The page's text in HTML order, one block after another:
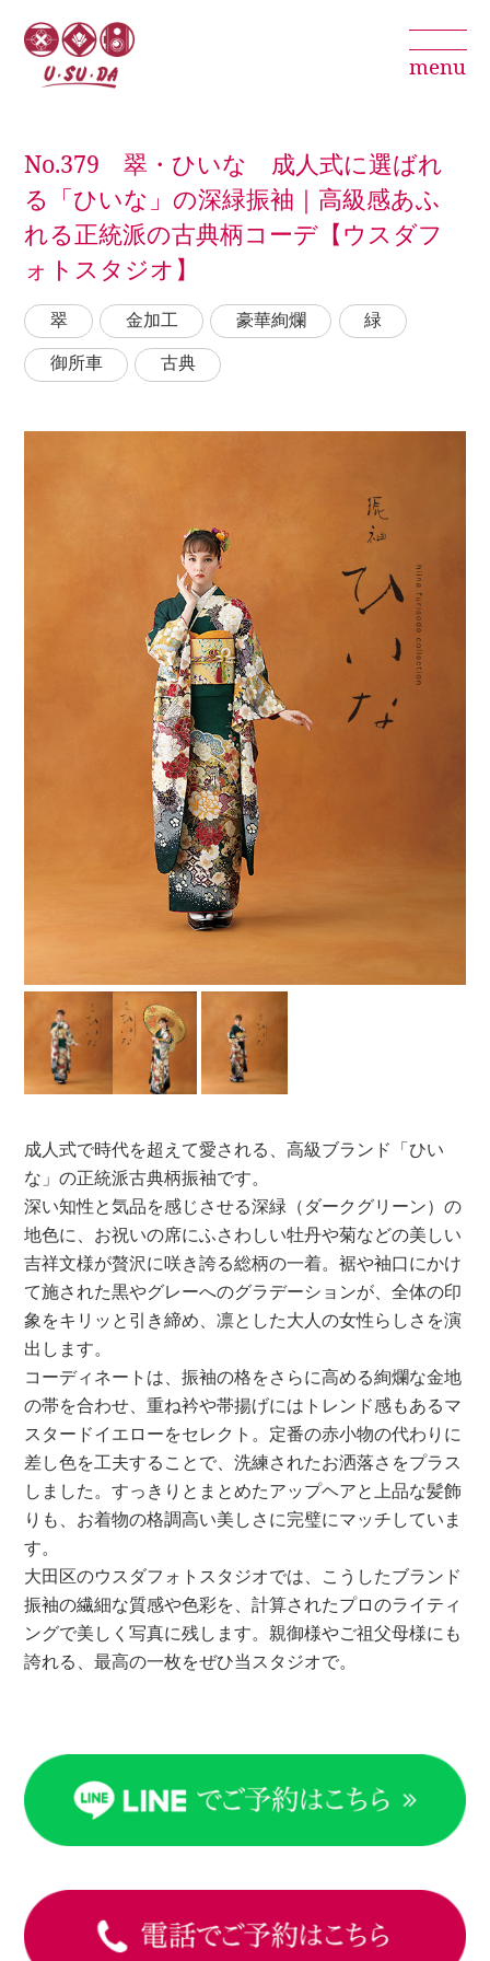
menu
No.379 翠・ひいな 成人式に選ばれ
る「ひいな」の深緑振袖｜高級感あふ
れる正統派の古典柄コーデ【ウスダフ
ォトスタジオ】
翠 金加工 豪華絢爛
緑
御所車
古典
成人式で時代を超えて愛される、高級ブランド「ひい
な」の正統派古典柄振袖です。
深い知性と気品を感じさせる深緑（ダークグリーン）の
地色に、お祝いの席にふさわしい牡丹や菊などの美しい
吉祥文様が贅沢に咲き誇る総柄の一着。裾や袖口にかけ
て施された黒やグレーへのグラデーションが、全体の印
象をキリッと引き締め、凛とした大人の女性らしさを演
出します。
コーディネートは、振袖の格をさらに高める絢爛な金地
の帯を合わせ、重ね衿や帯揚げにはトレンド感もあるマ
スタードイエローをセレクト。定番の赤小物の代わりに
差し色を工夫することで、洗練されたお洒落さをプラス
しました。すっきりとまとめたアップヘアと上品な髪飾
りも、お着物の格調高い美しさに完璧にマッチしていま
す。
大田区のウスダフォトスタジオでは、こうしたブランド
振袖の繊細な質感や色彩を、計算されたプロのライティ
ングで美しく写真に残します。親御様やご祖父母様にも
誇れる、最高の一枚をぜひ当スタジオで。